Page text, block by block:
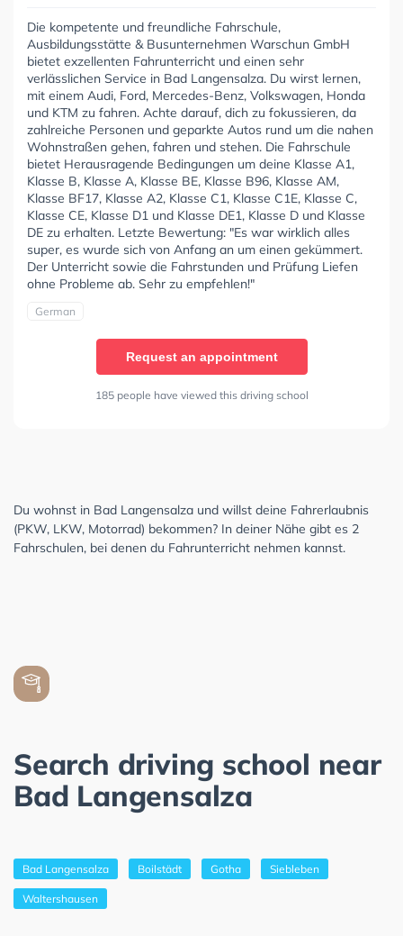
Die kompetente und freundliche Fahrschule,
Ausbildungsstätte & Busunternehmen Warschun GmbH
bietet exzellenten Fahrunterricht und einen sehr
verlässlichen Service in Bad Langensalza. Du wirst lernen,
mit einem Audi, Ford, Mercedes-Benz, Volkswagen, Honda
und KTM zu fahren. Achte darauf, dich zu fokussieren, da
zahlreiche Personen und geparkte Autos rund um die nahen
Wohnstraßen gehen, fahren und stehen. Die Fahrschule
bietet Herausragende Bedingungen um deine Klasse A1,
Klasse B, Klasse A, Klasse BE, Klasse B96, Klasse AM,
Klasse BF17, Klasse A2, Klasse C1, Klasse C1E, Klasse C,
Klasse CE, Klasse D1 und Klasse DE1, Klasse D und Klasse
DE zu erhalten. Letzte Bewertung: "Es war wirklich alles
super, es wurde sich von Anfang an um einen gekümmert.
Der Unterricht sowie die Fahrstunden und Prüfung Liefen
ohne Probleme ab. Sehr zu empfehlen!"
German
Request an appointment
185 people have viewed this driving school
Du wohnst in Bad Langensalza und willst deine Fahrerlaubnis
(PKW, LKW, Motorrad) bekommen? In deiner Nähe gibt es 2
Fahrschulen, bei denen du Fahrunterricht nehmen kannst.
Search driving school near
Bad Langensalza
Bad Langensalza Boilstädt Gotha Siebleben
Waltershausen